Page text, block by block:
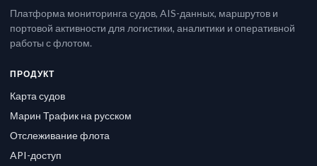
Платформа мониторинга судов, AIS-данных, маршрутов и
портовой активности для логистики, аналитики и оперативной
работы с флотом.
ПРОДУКТ
Карта судов
Марин Трафик на русском
Отслеживание флота
API-доступ